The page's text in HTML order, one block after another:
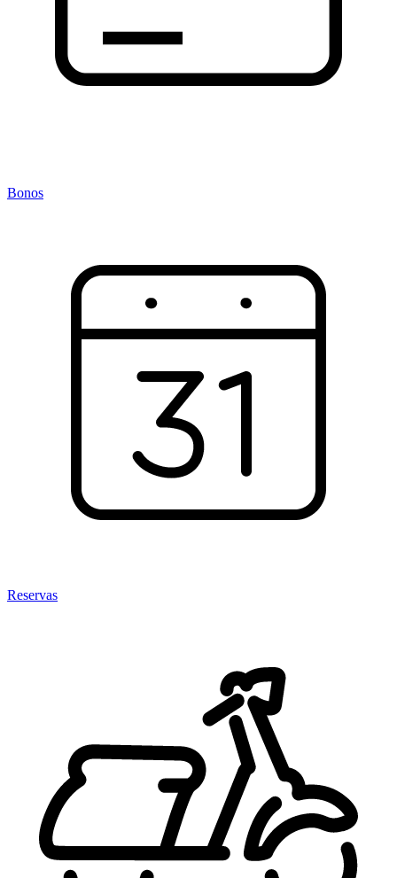
Bonos
Reservas